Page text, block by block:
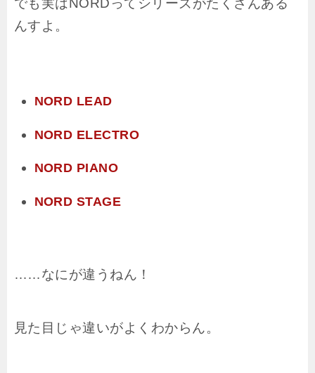
でも実はNORDってシリーズがたくさんある
んすよ。
NORD LEAD
NORD ELECTRO
NORD PIANO
NORD STAGE
……なにが違うねん！
見た目じゃ違いがよくわからん。